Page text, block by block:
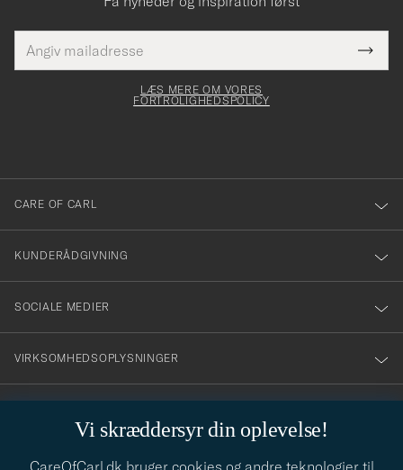
Vi skræddersyr din oplevelse!
CareOfCarl.dk bruger cookies og andre teknologier til
mailadresse
skal
Tack
för
dig
till
vårt
nyhetsbrev!
LÆS MERE OM VORES
FORTROLIGHEDSPOLICY
CARE OF CARL
KUNDERÅDGIVNING
SOCIALE MEDIER
VIRKSOMHEDSOPLYSNINGER
Behøver du hjælp til at finde din stil? Lad os hjælpe dig, vi hjælper